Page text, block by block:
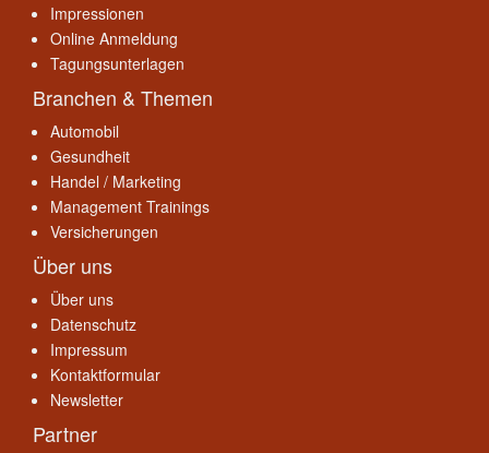
Impressionen
Online Anmeldung
Tagungsunterlagen
Branchen & Themen
Automobil
Gesundheit
Handel / Marketing
Management Trainings
Versicherungen
Über uns
Über uns
Datenschutz
Impressum
Kontaktformular
Newsletter
Partner